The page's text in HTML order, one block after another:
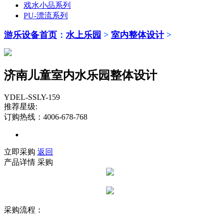
戏水小品系列
PU-漂流系列
游乐设备首页 ： 水上乐园 > 室内整体设计>
济南儿童室内水乐园整体设计
YDEL-SSLY-159
推荐星级:
订购热线：4006-678-768
立即采购 返回
产品详情 采购
采购流程：